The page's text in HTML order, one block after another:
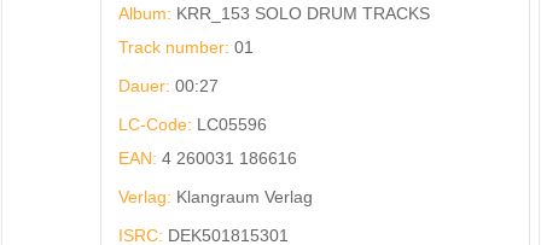
Album: KRR_153 SOLO DRUM TRACKS
Track number: 01
Dauer: 00:27
LC-Code: LC05596
EAN: 4 260031 186616
Verlag: Klangraum Verlag
ISRC: DEK501815301